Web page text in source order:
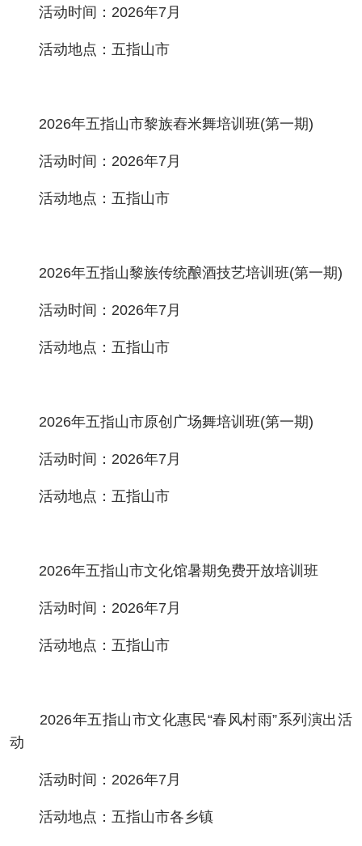
活动时间：2026年7月
活动地点：五指山市
2026年五指山市黎族舂米舞培训班(第一期)
活动时间：2026年7月
活动地点：五指山市
2026年五指山黎族传统酿酒技艺培训班(第一期)
活动时间：2026年7月
活动地点：五指山市
2026年五指山市原创广场舞培训班(第一期)
活动时间：2026年7月
活动地点：五指山市
2026年五指山市文化馆暑期免费开放培训班
活动时间：2026年7月
活动地点：五指山市
2026年五指山市文化惠民“春风村雨”系列演出活
动
活动时间：2026年7月
活动地点：五指山市各乡镇